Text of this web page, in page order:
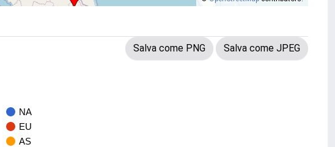
Salva come PNG Salva come JPEG
NA
EU
AS